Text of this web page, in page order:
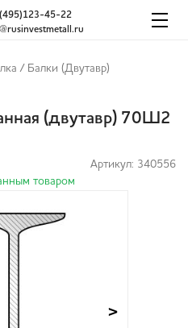
45-22
/ Балки (Двутавр)
(двутавр) 70Ш2
Артикул: 340556
товаром
>